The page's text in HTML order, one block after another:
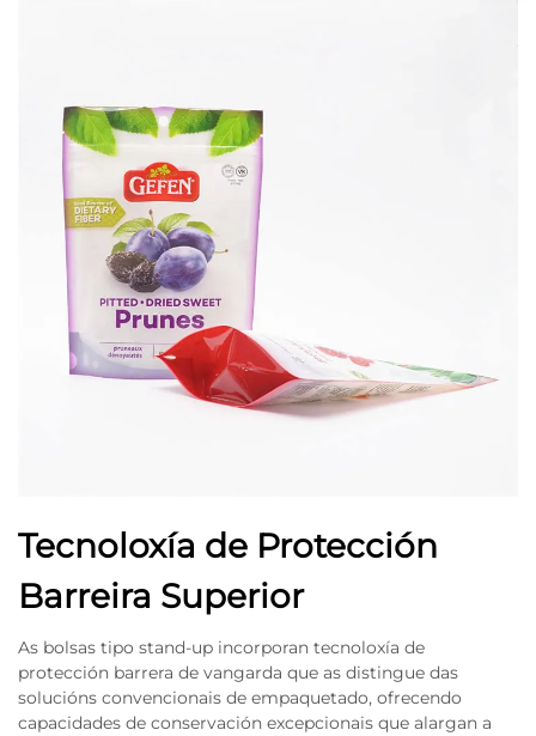
Tecnoloxía de Protección
Barreira Superior
As bolsas tipo stand-up incorporan tecnoloxía de
protección barrera de vangarda que as distingue das
solucións convencionais de empaquetado, ofrecendo
capacidades de conservación excepcionais que alargan a